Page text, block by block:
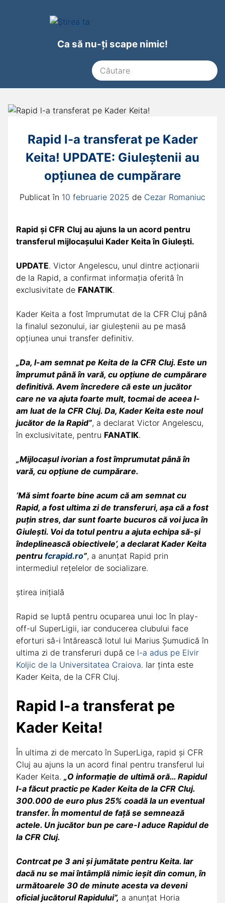
Ca să nu-ți scape nimic!
Rapid l-a transferat pe Kader
Keita! UPDATE: Giuleștenii au
opțiunea de cumpărare
Publicat în 10 februarie 2025 de Cezar Romaniuc
Rapid și CFR Cluj au ajuns la un acord pentru
transferul mijlocașului Kader Keita în Giulești.
UPDATE. Victor Angelescu, unul dintre acționarii
de la Rapid, a confirmat informația oferită în
exclusivitate de FANATIK.
Kader Keita a fost împrumutat de la CFR Cluj până
la finalul sezonului, iar giuleștenii au pe masă
opțiunea unui transfer definitiv.
„Da, l-am semnat pe Keita de la CFR Cluj. Este un
împrumut până în vară, cu opțiune de cumpărare
definitivă. Avem încredere că este un jucător
care ne va ajuta foarte mult, tocmai de aceea l-
am luat de la CFR Cluj. Da, Kader Keita este noul
jucător de la Rapid”, a declarat Victor Angelescu,
în exclusivitate, pentru FANATIK.
„Mijlocașul ivorian a fost împrumutat până în
vară, cu opțiune de cumpărare.
‘Mă simt foarte bine acum că am semnat cu
Rapid, a fost ultima zi de transferuri, așa că a fost
puțin stres, dar sunt foarte bucuros că voi juca în
Giulești. Voi da totul pentru a ajuta echipa să-și
îndeplinească obiectivele’, a declarat Kader Keita
pentru fcrapid.ro”, a anunțat Rapid prin
intermediul rețelelor de socializare.
știrea inițială
Rapid se luptă pentru ocuparea unui loc în play-
off-ul SuperLigii, iar conducerea clubului face
eforturi să-i întărească lotul lui Marius Șumudică în
ultima zi de transferuri după ce l-a adus pe Elvir
Koljic de la Universitatea Craiova. Iar ținta este
Kader Keita, de la CFR Cluj.
Rapid l-a transferat pe
Kader Keita!
În ultima zi de mercato în SuperLiga, rapid și CFR
Cluj au ajuns la un acord final pentru transferul lui
Kader Keita. „O informație de ultimă oră… Rapidul
l-a făcut practic pe Kader Keita de la CFR Cluj.
300.000 de euro plus 25% coadă la un eventual
transfer. În momentul de față se semnează
actele. Un jucător bun pe care-l aduce Rapidul de
la CFR Cluj.
Contrcat pe 3 ani și jumătate pentru Keita. Iar
dacă nu se mai întâmplă nimic ieșit din comun, în
următoarele 30 de minute acesta va deveni
oficial jucătorul Rapidului”, a anunțat Horia